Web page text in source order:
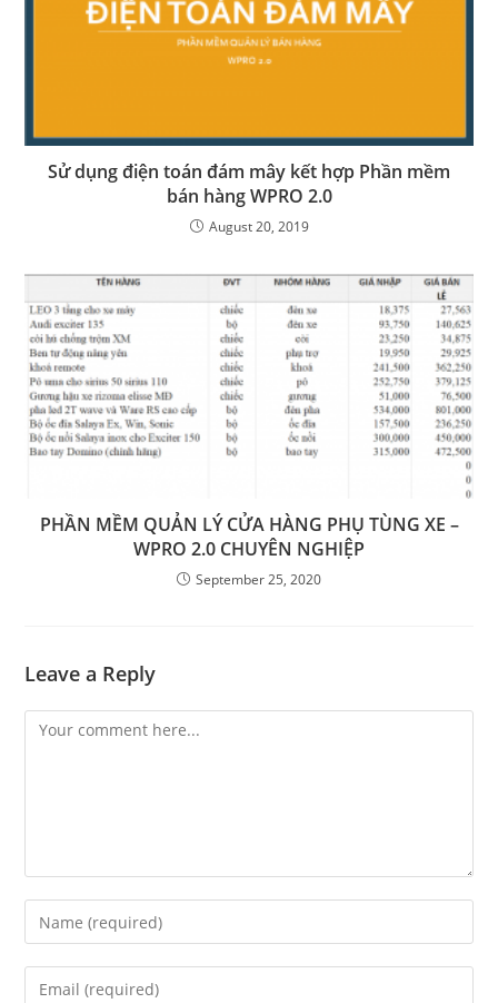
Sử dụng điện toán đám mây kết hợp Phần mềm
bán hàng WPRO 2.0
August 20, 2019
PHẦN MỀM QUẢN LÝ CỬA HÀNG PHỤ TÙNG XE –
WPRO 2.0 CHUYÊN NGHIỆP
September 25, 2020
Leave a Reply
Comment
Enter
your
name
Enter